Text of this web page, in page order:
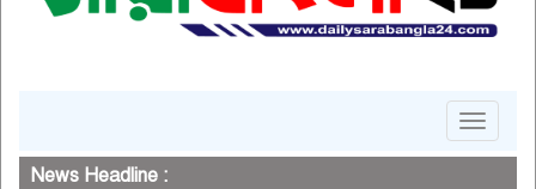
Toggle
News Headline :